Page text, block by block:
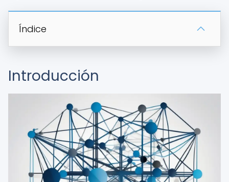
Índice
Introducción